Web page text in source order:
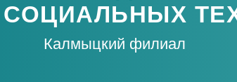
СОЦИАЛЬНЫХ
Калмыцкий филиал